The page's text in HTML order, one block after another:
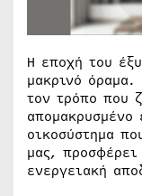
Η εποχή του
μακρινό όραμα.
τον τρόπο που
οικοσύστημα
μας,
ενεργειακή